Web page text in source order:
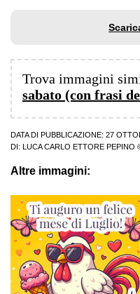
Trova immagini
sabato (con frasi
DATA DI PUBBLICAZIONE: 27
DI:
LUCA CARLO ETTORE PEPINO
Altre immagini: